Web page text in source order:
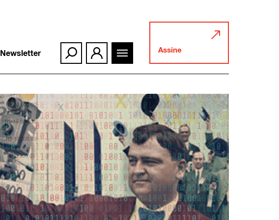
Newsletter Assine